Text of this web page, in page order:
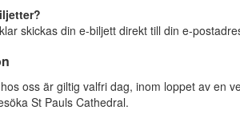
skickas din e-biljett direkt till din e-
oss är giltig valfri dag, inom loppet av en
St Pauls Cathedral.